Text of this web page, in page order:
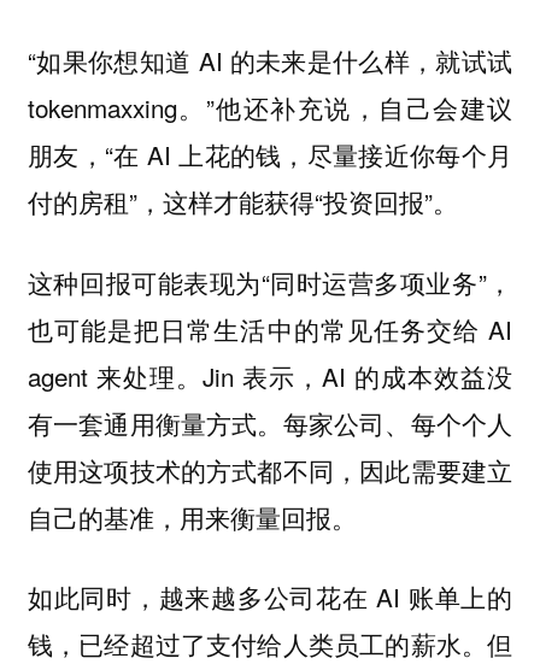
“如果你想知道 AI 的未来是什么样，就试试
tokenmaxxing。”他还补充说，自己会建议
朋友，“在 AI 上花的钱，尽量接近你每个月
付的房租”，这样才能获得“投资回报”。
这种回报可能表现为“同时运营多项业务”，
也可能是把日常生活中的常见任务交给 AI
agent 来处理。Jin 表示，AI 的成本效益没
有一套通用衡量方式。每家公司、每个个人
使用这项技术的方式都不同，因此需要建立
自己的基准，用来衡量回报。
如此同时，越来越多公司花在 AI 账单上的
钱，已经超过了支付给人类员工的薪水。但